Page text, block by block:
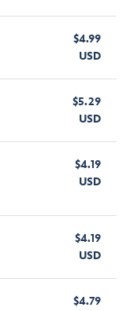
$4.99
USD
$5.29
USD
$4.19
USD
$4.19
USD
$4.79